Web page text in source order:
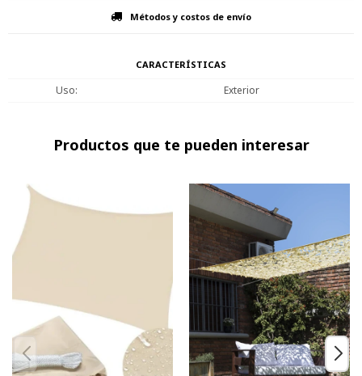
Métodos y costos de envío
CARACTERÍSTICAS
Uso Exterior
Productos que te pueden interesar